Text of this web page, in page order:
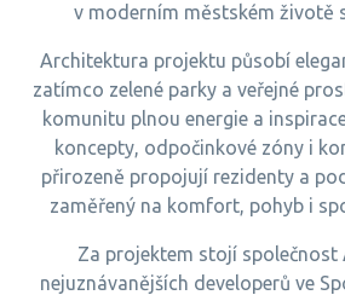
v moderním městském životě
Architektura projektu působí
zatímco zelené parky a veřejné
komunitu plnou energie a
koncepty, odpočinkové zóny i
přirozeně propojují rezidenty a
zaměřený na komfort, pohyb i
Za projektem stojí společnost
nejuznávanějších developerů ve